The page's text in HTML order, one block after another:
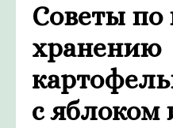
Советы по
хранению
с яблоком